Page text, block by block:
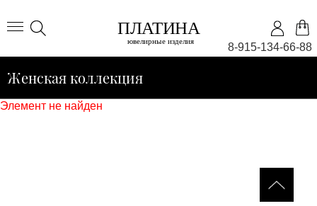
8-915-134-66-88
Женская коллекция
Элемент не найден